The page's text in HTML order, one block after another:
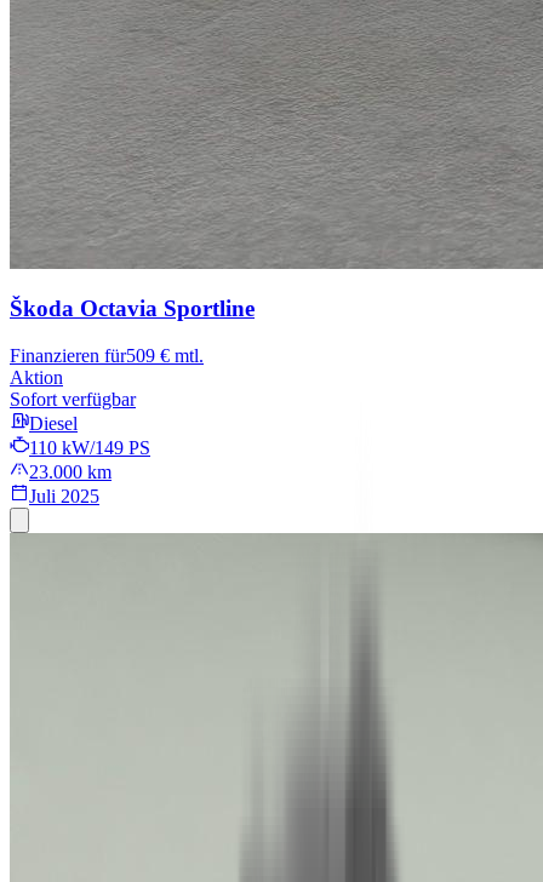
Škoda Octavia Sportline
Finanzieren für509 € mtl.
Aktion
Sofort verfügbar
Diesel
110 kW/149 PS
23.000 km
Juli 2025